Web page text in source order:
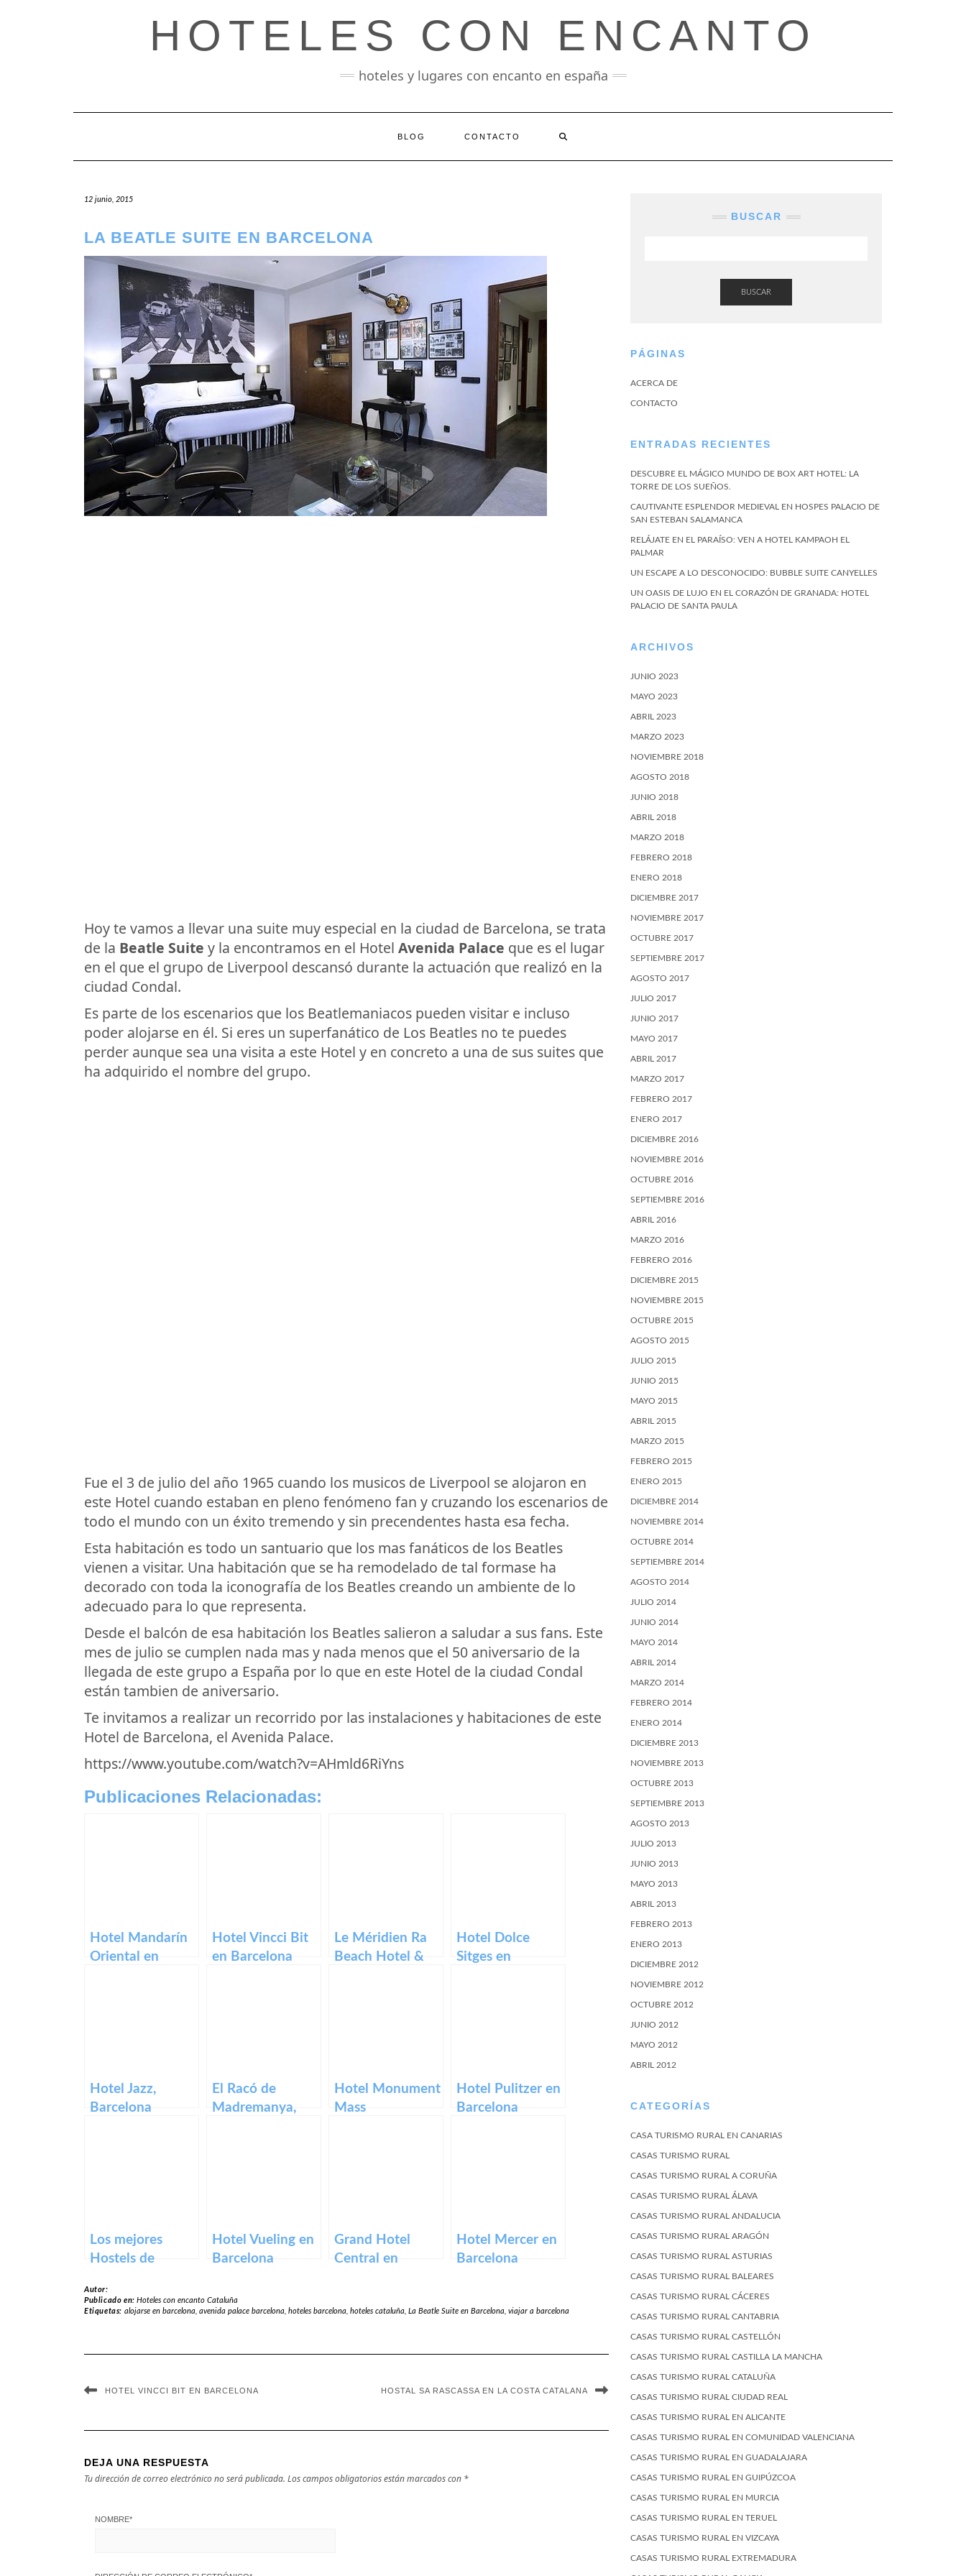
HOTELES CON ENCANTO
hoteles y lugares con encanto en españa
BLOG CONTACTO
12 junio, 2015
LA BEATLE SUITE EN BARCELONA
Hoy te vamos a llevar una suite muy especial en la ciudad de Barcelona, se trata
de la Beatle Suite y la encontramos en el Hotel Avenida Palace que es el lugar
en el que el grupo de Liverpool descansó durante la actuación que realizó en la
ciudad Condal.
Es parte de los escenarios que los Beatlemaniacos pueden visitar e incluso
poder alojarse en él. Si eres un superfanático de Los Beatles no te puedes
perder aunque sea una visita a este Hotel y en concreto a una de sus suites que
ha adquirido el nombre del grupo.
Fue el 3 de julio del año 1965 cuando los musicos de Liverpool se alojaron en
este Hotel cuando estaban en pleno fenómeno fan y cruzando los escenarios de
todo el mundo con un éxito tremendo y sin precendentes hasta esa fecha.
Esta habitación es todo un santuario que los mas fanáticos de los Beatles
vienen a visitar. Una habitación que se ha remodelado de tal formase ha
decorado con toda la iconografía de los Beatles creando un ambiente de lo
adecuado para lo que representa.
Desde el balcón de esa habitación los Beatles salieron a saludar a sus fans. Este
mes de julio se cumplen nada mas y nada menos que el 50 aniversario de la
llegada de este grupo a España por lo que en este Hotel de la ciudad Condal
están tambien de aniversario.
Te invitamos a realizar un recorrido por las instalaciones y habitaciones de este
Hotel de Barcelona, el Avenida Palace.
https://www.youtube.com/watch?v=AHmld6RiYns
Publicaciones Relacionadas:
Hotel Mandarín
Oriental en
Hotel Vincci Bit
en Barcelona
Le Méridien Ra
Beach Hotel &
Hotel Dolce
Sitges en
Hotel Jazz,
Barcelona
El Racó de
Madremanya,
Hotel Monument
Mass
Hotel Pulitzer en
Barcelona
Los mejores
Hostels de
Hotel Vueling en
Barcelona
Grand Hotel
Central en
Hotel Mercer en
Barcelona
Autor:
Publicado en:Hoteles con encanto Cataluña
Etiquetas: alojarse en barcelona, avenida palace barcelona, hoteles barcelona, hoteles cataluña, La Beatle Suite en Barcelona, viajar a barcelona
HOTEL VINCCI BIT EN BARCELONA HOSTAL SA RASCASSA EN LA COSTA CATALANA
DEJA UNA RESPUESTA
Tu dirección de correo electrónico no será publicada. Los campos obligatorios están marcados con *
NOMBRE*
BUSCAR
BUSCAR
PÁGINAS
ACERCA DE
CONTACTO
ENTRADAS RECIENTES
DESCUBRE EL MÁGICO MUNDO DE BOX ART HOTEL: LA
TORRE DE LOS SUEÑOS.
CAUTIVANTE ESPLENDOR MEDIEVAL EN HOSPES PALACIO DE
SAN ESTEBAN SALAMANCA
RELÁJATE EN EL PARAÍSO: VEN A HOTEL KAMPAOH EL
PALMAR
UN ESCAPE A LO DESCONOCIDO: BUBBLE SUITE CANYELLES
UN OASIS DE LUJO EN EL CORAZÓN DE GRANADA: HOTEL
PALACIO DE SANTA PAULA
ARCHIVOS
JUNIO 2023
MAYO 2023
ABRIL 2023
MARZO 2023
NOVIEMBRE 2018
AGOSTO 2018
JUNIO 2018
ABRIL 2018
MARZO 2018
FEBRERO 2018
ENERO 2018
DICIEMBRE 2017
NOVIEMBRE 2017
OCTUBRE 2017
SEPTIEMBRE 2017
AGOSTO 2017
JULIO 2017
JUNIO 2017
MAYO 2017
ABRIL 2017
MARZO 2017
FEBRERO 2017
ENERO 2017
DICIEMBRE 2016
NOVIEMBRE 2016
OCTUBRE 2016
SEPTIEMBRE 2016
ABRIL 2016
MARZO 2016
FEBRERO 2016
DICIEMBRE 2015
NOVIEMBRE 2015
OCTUBRE 2015
AGOSTO 2015
JULIO 2015
JUNIO 2015
MAYO 2015
ABRIL 2015
MARZO 2015
FEBRERO 2015
ENERO 2015
DICIEMBRE 2014
NOVIEMBRE 2014
OCTUBRE 2014
SEPTIEMBRE 2014
AGOSTO 2014
JULIO 2014
JUNIO 2014
MAYO 2014
ABRIL 2014
MARZO 2014
FEBRERO 2014
ENERO 2014
DICIEMBRE 2013
NOVIEMBRE 2013
OCTUBRE 2013
SEPTIEMBRE 2013
AGOSTO 2013
JULIO 2013
JUNIO 2013
MAYO 2013
ABRIL 2013
FEBRERO 2013
ENERO 2013
DICIEMBRE 2012
NOVIEMBRE 2012
OCTUBRE 2012
JUNIO 2012
MAYO 2012
ABRIL 2012
CATEGORÍAS
CASA TURISMO RURAL EN CANARIAS
CASAS TURISMO RURAL
CASAS TURISMO RURAL A CORUÑA
CASAS TURISMO RURAL ÁLAVA
CASAS TURISMO RURAL ANDALUCIA
CASAS TURISMO RURAL ARAGÓN
CASAS TURISMO RURAL ASTURIAS
CASAS TURISMO RURAL BALEARES
CASAS TURISMO RURAL CÁCERES
CASAS TURISMO RURAL CANTABRIA
CASAS TURISMO RURAL CASTELLÓN
CASAS TURISMO RURAL CASTILLA LA MANCHA
CASAS TURISMO RURAL CATALUÑA
CASAS TURISMO RURAL CIUDAD REAL
CASAS TURISMO RURAL EN ALICANTE
CASAS TURISMO RURAL EN COMUNIDAD VALENCIANA
CASAS TURISMO RURAL EN GUADALAJARA
CASAS TURISMO RURAL EN GUIPÚZCOA
CASAS TURISMO RURAL EN MURCIA
CASAS TURISMO RURAL EN TERUEL
CASAS TURISMO RURAL EN VIZCAYA
CASAS TURISMO RURAL EXTREMADURA